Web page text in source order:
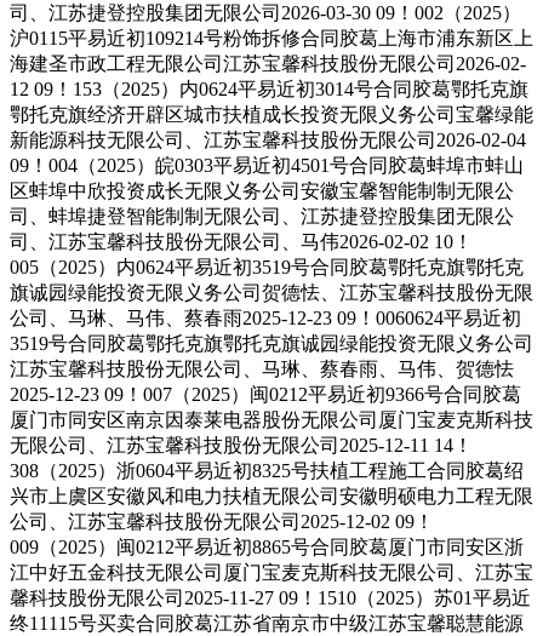
司、江苏捷登控股集团无限公司2026-03-30 09！002（2025）
沪0115平易近初109214号粉饰拆修合同胶葛上海市浦东新区上
海建圣市政工程无限公司江苏宝馨科技股份无限公司2026-02-
12 09！153（2025）内0624平易近初3014号合同胶葛鄂托克旗
鄂托克旗经济开辟区城市扶植成长投资无限义务公司宝馨绿能
新能源科技无限公司、江苏宝馨科技股份无限公司2026-02-04
09！004（2025）皖0303平易近初4501号合同胶葛蚌埠市蚌山
区蚌埠中欣投资成长无限义务公司安徽宝馨智能制制无限公
司、蚌埠捷登智能制制无限公司、江苏捷登控股集团无限公
司、江苏宝馨科技股份无限公司、马伟2026-02-02 10！
005（2025）内0624平易近初3519号合同胶葛鄂托克旗鄂托克
旗诚园绿能投资无限义务公司贺德怯、江苏宝馨科技股份无限
公司、马琳、马伟、蔡春雨2025-12-23 09！0060624平易近初
3519号合同胶葛鄂托克旗鄂托克旗诚园绿能投资无限义务公司
江苏宝馨科技股份无限公司、马琳、蔡春雨、马伟、贺德怯
2025-12-23 09！007（2025）闽0212平易近初9366号合同胶葛
厦门市同安区南京因泰莱电器股份无限公司厦门宝麦克斯科技
无限公司、江苏宝馨科技股份无限公司2025-12-11 14！
308（2025）浙0604平易近初8325号扶植工程施工合同胶葛绍
兴市上虞区安徽风和电力扶植无限公司安徽明硕电力工程无限
公司、江苏宝馨科技股份无限公司2025-12-02 09！
009（2025）闽0212平易近初8865号合同胶葛厦门市同安区浙
江中好五金科技无限公司厦门宝麦克斯科技无限公司、江苏宝
馨科技股份无限公司2025-11-27 09！1510（2025）苏01平易近
终11115号买卖合同胶葛江苏省南京市中级江苏宝馨聪慧能源